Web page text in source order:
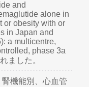
and
alone in
or obesity with or
in Japan and
a multicentre,
phase 3a
ました。
機能別、心血管